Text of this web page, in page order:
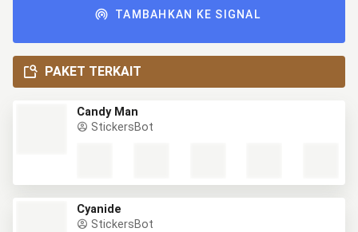
TAMBAHKAN KE SIGNAL
PAKET TERKAIT
Candy Man
StickersBot
Cyanide
StickersBot